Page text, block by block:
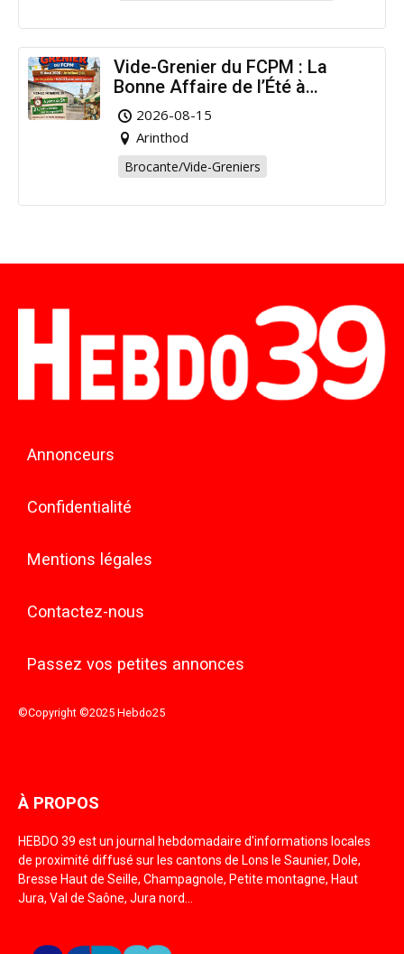
Vide-Grenier du FCPM : La
Bonne Affaire de l’Été à
Arinthod !
2026-08-15
Arinthod
Brocante/Vide-Greniers